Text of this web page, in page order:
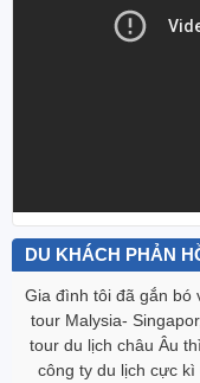
DU KHÁCH PHẢN
Gia đình tôi đã gắn bó
tour Malysia-
tour du lịch châu Âu
công ty du lịch cực